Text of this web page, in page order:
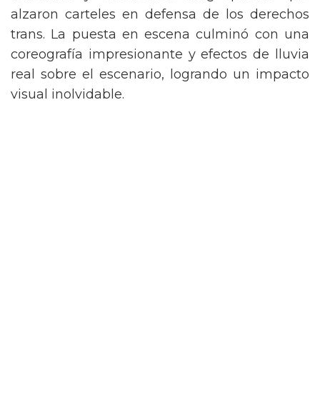
alzaron carteles en defensa de los derechos
trans. La puesta en escena culminó con una
coreografía impresionante y efectos de lluvia
real sobre el escenario, logrando un impacto
visual inolvidable.